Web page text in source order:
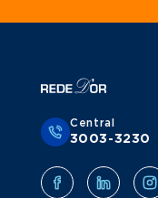
Central
3003-3230